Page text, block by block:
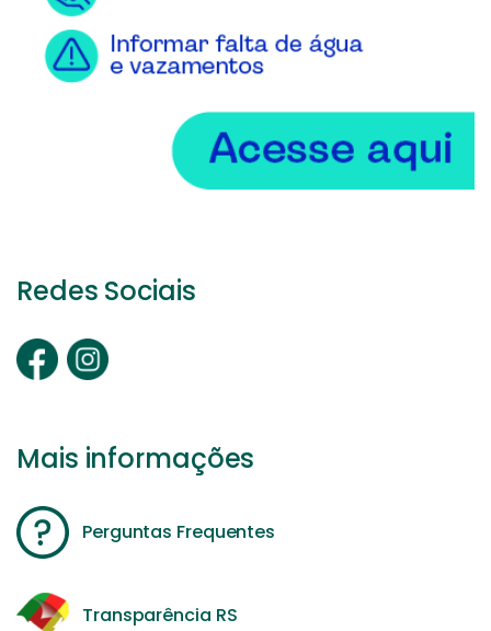
Redes Sociais
Mais informações
Perguntas Frequentes
Transparência RS